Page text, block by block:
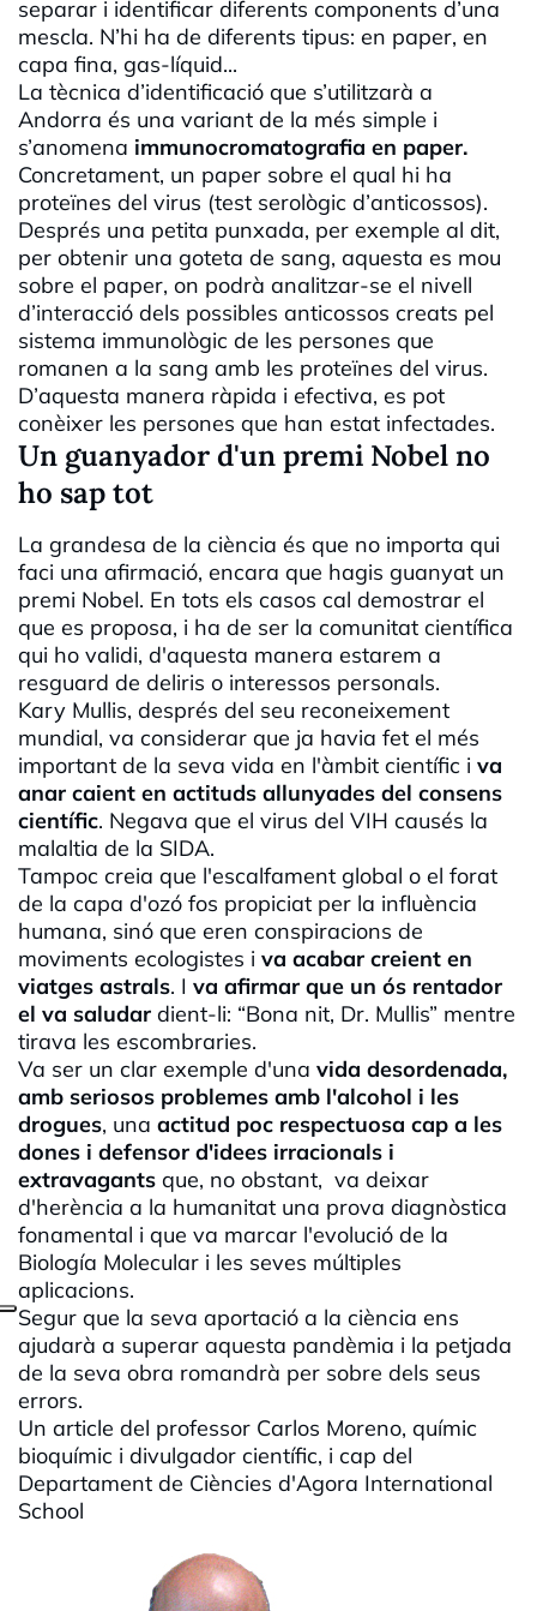
separar i identificar diferents components d’una
mescla. N’hi ha de diferents tipus: en paper, en
capa fina, gas-líquid...
La tècnica d’identificació que s’utilitzarà a
Andorra és una variant de la més simple i
s’anomena immunocromatografia en paper.
Concretament, un paper sobre el qual hi ha
proteïnes del virus (test serològic d’anticossos).
Després una petita punxada, per exemple al dit,
per obtenir una goteta de sang, aquesta es mou
sobre el paper, on podrà analitzar-se el nivell
d’interacció dels possibles anticossos creats pel
sistema immunològic de les persones que
romanen a la sang amb les proteïnes del virus.
D’aquesta manera ràpida i efectiva, es pot
conèixer les persones que han estat infectades.
Un guanyador d'un premi Nobel no
ho sap tot
La grandesa de la ciència és que no importa qui
faci una afirmació, encara que hagis guanyat un
premi Nobel. En tots els casos cal demostrar el
que es proposa, i ha de ser la comunitat científica
qui ho validi, d'aquesta manera estarem a
resguard de deliris o interessos personals.
Kary Mullis, després del seu reconeixement
mundial, va considerar que ja havia fet el més
important de la seva vida en l'àmbit científic i va
anar caient en actituds allunyades del consens
científic. Negava que el virus del VIH causés la
malaltia de la SIDA.
Tampoc creia que l'escalfament global o el forat
de la capa d'ozó fos propiciat per la influència
humana, sinó que eren conspiracions de
moviments ecologistes i va acabar creient en
viatges astrals. I va afirmar que un ós rentador
el va saludar dient-li: “Bona nit, Dr. Mullis” mentre
tirava les escombraries.
Va ser un clar exemple d'una vida desordenada,
amb seriosos problemes amb l'alcohol i les
drogues, una actitud poc respectuosa cap a les
dones i defensor d'idees irracionals i
extravagants que, no obstant, va deixar
d'herència a la humanitat una prova diagnòstica
fonamental i que va marcar l'evolució de la
Biología Molecular i les seves múltiples
aplicacions.
Segur que la seva aportació a la ciència ens
ajudarà a superar aquesta pandèmia i la petjada
de la seva obra romandrà per sobre dels seus
errors.
Un article del professor Carlos Moreno, químic
bioquímic i divulgador científic, i cap del
Departament de Ciències d'Agora International
School